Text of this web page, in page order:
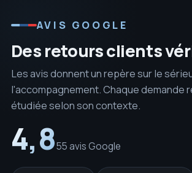
AVIS GOOGLE
Des retours clients
Les avis donnent un repère sur le
l'accompagnement. Chaque demande
étudiée selon son contexte.
4,855 avis Google